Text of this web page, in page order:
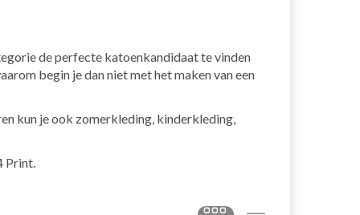
de perfecte katoenkandidaat te vinden
begin je dan niet met het maken van een
kun je ook zomerkleding, kinderkleding,
Print.